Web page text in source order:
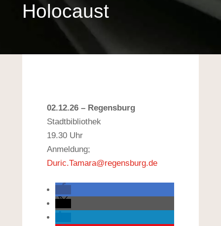
Holocaust
02.12.26 – Regensburg
Stadtbibliothek
19.30 Uhr
Anmeldung;
Duric.Tamara@regensburg.de